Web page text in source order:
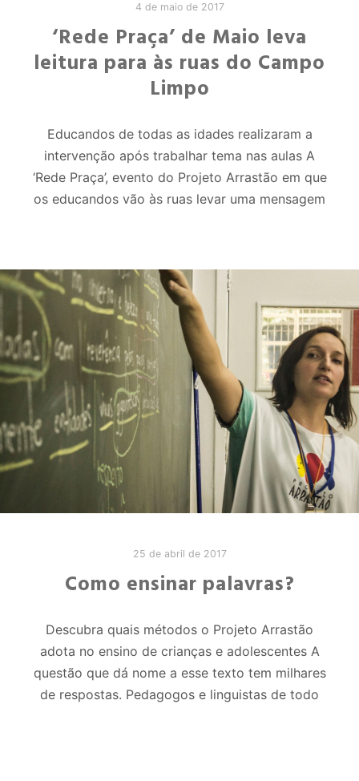
4 de maio de 2017
‘Rede Praça’ de Maio leva
leitura para às ruas do Campo
Limpo
Educandos de todas as idades realizaram a
intervenção após trabalhar tema nas aulas A
‘Rede Praça’, evento do Projeto Arrastão em que
os educandos vão às ruas levar uma mensagem
25 de abril de 2017
Como ensinar palavras?
Descubra quais métodos o Projeto Arrastão
adota no ensino de crianças e adolescentes A
questão que dá nome a esse texto tem milhares
de respostas. Pedagogos e linguistas de todo